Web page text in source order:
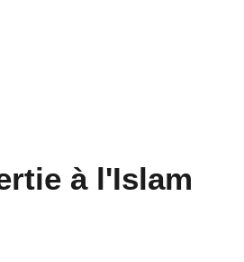
à l'Islam